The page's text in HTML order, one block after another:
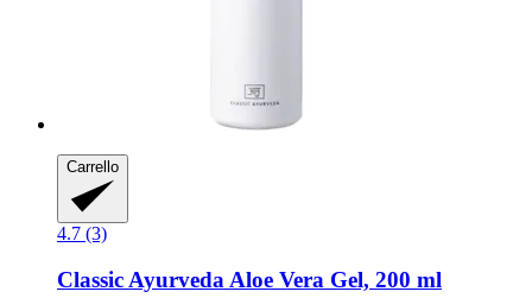
Carrello
4.7 (3)
Classic Ayurveda Aloe Vera Gel, 200 ml